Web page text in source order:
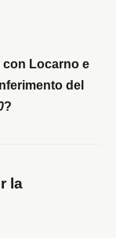
con Locarno e
del
?
la